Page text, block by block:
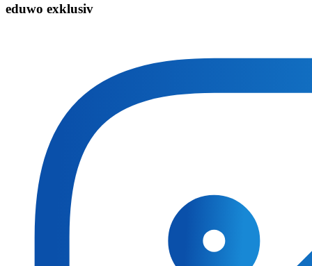
eduwo exklusiv